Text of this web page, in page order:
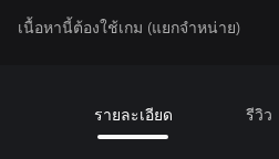
เนื้อหานี้ต้องใช้เกม (แยกจำหน่าย)
รายละเอียด รีวิว